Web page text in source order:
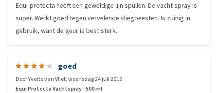
Equi-protecta heeft een geweldige lijn spullen. De vacht spray is
super. Werkt goed tegen vervelende vliegbeesten. Is zuinig in
gebruik, want de geur is best sterk.
goed
DoorYvette van Vliet,woensdag 24 juli 2019
Equi Protecta Vachtspray - 500 ml